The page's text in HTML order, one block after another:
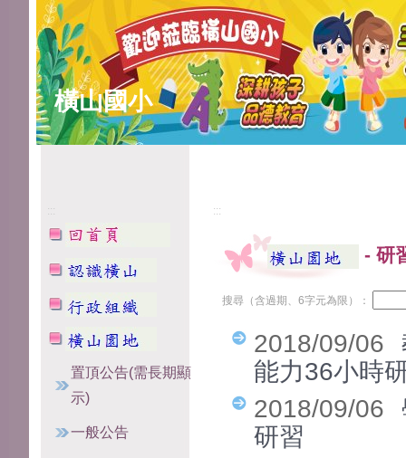
橫山國小
:::
置頂公告(需長期顯
示)
一般公告
:::
- 研
搜尋（含過期、6字元為限）：
2018/09/06
能力36小時
2018/09/06
研習